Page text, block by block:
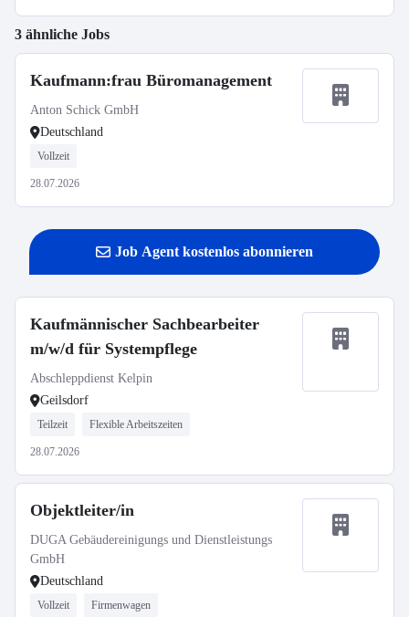
3 ähnliche Jobs
Kaufmann:frau Büromanagement
Anton Schick GmbH
Deutschland
Vollzeit
28.07.2026
Job Agent kostenlos abonnieren
Kaufmännischer Sachbearbeiter
m/w/d für Systempflege
Abschleppdienst Kelpin
Geilsdorf
Teilzeit Flexible Arbeitszeiten
28.07.2026
Objektleiter/in
DUGA Gebäudereinigungs und Dienstleistungs
GmbH
Deutschland
Vollzeit Firmenwagen